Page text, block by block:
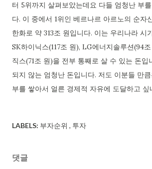
터 5위까지 살펴보았는데요 다들 엄청난 부
다. 이 중에서 1위인 베르나르 아르노의 순자
한화로 약 313조 원입니다. 이는 우리나라 시
SK하이닉스(117조 원), LG에너지솔루션(94
직스(71조 원)을 전부 통째로 살 수 있는 돈입
되지 않는 엄청난 돈입니다. 저도 이분들 만
부를 쌓아서 얼른 경제적 자유에 도달하고 싶
LABELS: 부자순위 투자
댓글